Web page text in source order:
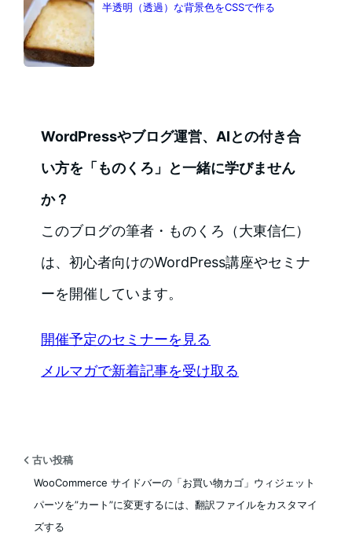
半透明（透過）な背景色をCSSで作る
WordPressやブログ運営、AIとの付き合
い方を「ものくろ」と一緒に学びません
か？
このブログの筆者・ものくろ（大東信仁）
は、初心者向けのWordPress講座やセミナ
ーを開催しています。
開催予定のセミナーを見る
メルマガで新着記事を受け取る
古い投稿
WooCommerce サイドバーの「お買い物カゴ」ウィジェット
パーツを”カート”に変更するには、翻訳ファイルをカスタマイ
ズする